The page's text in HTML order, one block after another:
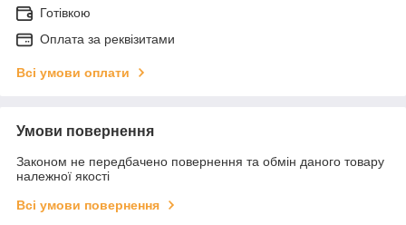
Готівкою
Оплата за реквізитами
Всі умови оплати
Умови повернення
Законом не передбачено повернення та обмін даного товару
належної якості
Всі умови повернення